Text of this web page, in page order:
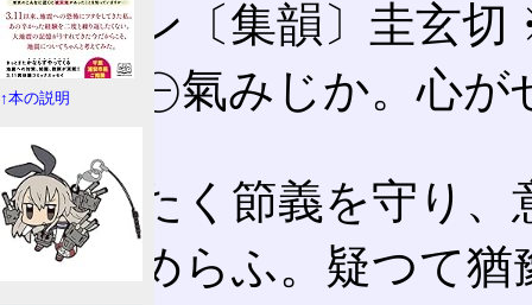
🈪ケン〔集韻〕圭玄
🈩🈔㊀氣みじか。心
急󠄁。
㊁かたく節󠄂義を守り
㊂ためらふ。疑つて猶󠄂
↑本の説明